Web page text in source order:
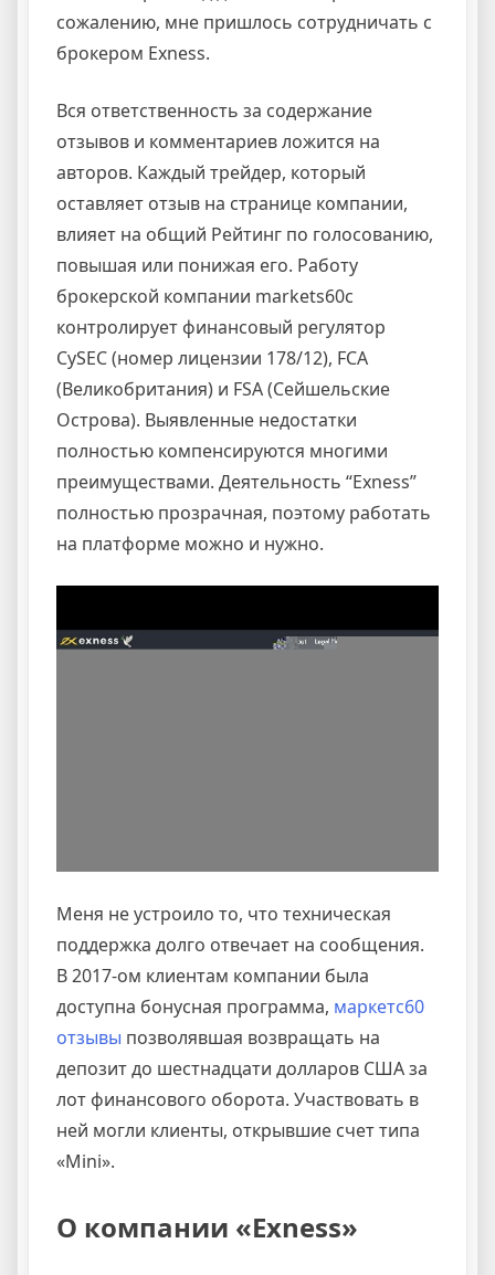
сожалению, мне пришлось сотрудничать с
брокером Exness.
Вся ответственность за содержание
отзывов и комментариев ложится на
авторов. Каждый трейдер, который
оставляет отзыв на странице компании,
влияет на общий Рейтинг по голосованию,
повышая или понижая его. Работу
брокерской компании markets60с
контролирует финансовый регулятор
CySEC (номер лицензии 178/12), FCA
(Великобритания) и FSA (Сейшельские
Острова). Выявленные недостатки
полностью компенсируются многими
преимуществами. Деятельность “Exness”
полностью прозрачная, поэтому работать
на платформе можно и нужно.
Меня не устроило то, что техническая
поддержка долго отвечает на сообщения.
В 2017-ом клиентам компании была
доступна бонусная программа, маркетс60
отзывы позволявшая возвращать на
депозит до шестнадцати долларов США за
лот финансового оборота. Участвовать в
ней могли клиенты, открывшие счет типа
«Mini».
О компании «Exness»